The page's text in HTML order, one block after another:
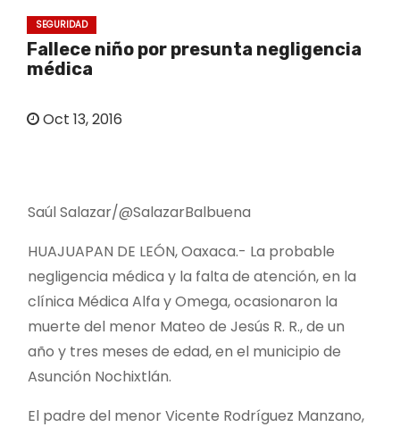
SEGURIDAD
Fallece niño por presunta negligencia
médica
Oct 13, 2016
Saúl Salazar/@SalazarBalbuena
HUAJUAPAN DE LEÓN, Oaxaca.- La probable
negligencia médica y la falta de atención, en la
clínica Médica Alfa y Omega, ocasionaron la
muerte del menor Mateo de Jesús R. R., de un
año y tres meses de edad, en el municipio de
Asunción Nochixtlán.
El padre del menor Vicente Rodríguez Manzano,